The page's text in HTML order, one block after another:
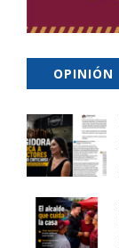
OPINIÓN